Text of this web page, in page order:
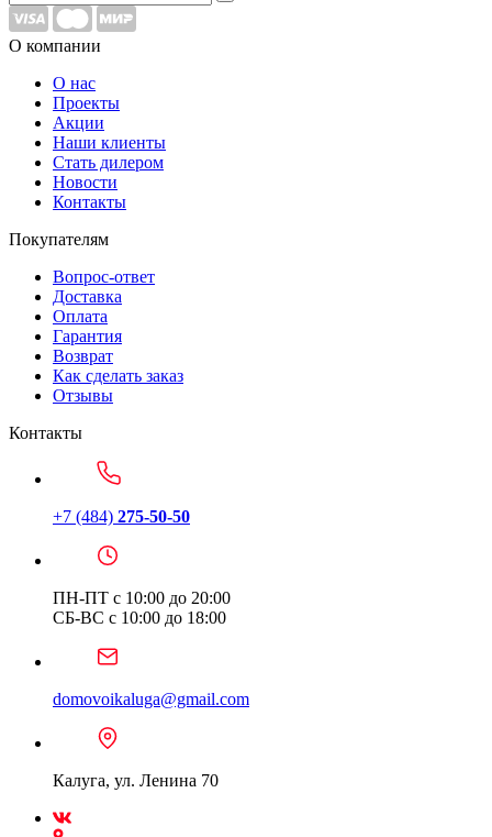
О компании
О нас
Проекты
Акции
Наши клиенты
Стать дилером
Новости
Контакты
Покупателям
Вопрос-ответ
Доставка
Оплата
Гарантия
Возврат
Как сделать заказ
Отзывы
Контакты
+7 (484) 275-50-50
ПН-ПТ с 10:00 до 20:00
СБ-ВС с 10:00 до 18:00
domovoikaluga@gmail.com
Калуга, ул. Ленина 70